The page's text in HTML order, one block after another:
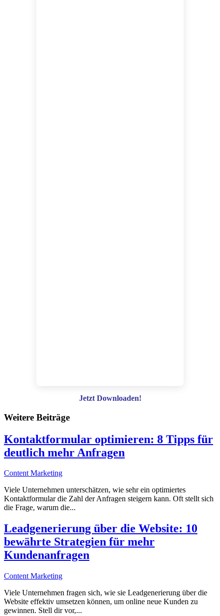
Jetzt Downloaden!
Weitere Beiträge
Kontaktformular optimieren: 8 Tipps für
deutlich mehr Anfragen
Content Marketing
Viele Unternehmen unterschätzen, wie sehr ein optimiertes
Kontaktformular die Zahl der Anfragen steigern kann. Oft stellt sich
die Frage, warum die...
Leadgenerierung über die Website: 10
bewährte Strategien für mehr
Kundenanfragen
Content Marketing
Viele Unternehmen fragen sich, wie sie Leadgenerierung über die
Website effektiv umsetzen können, um online neue Kunden zu
gewinnen. Stell dir vor,...